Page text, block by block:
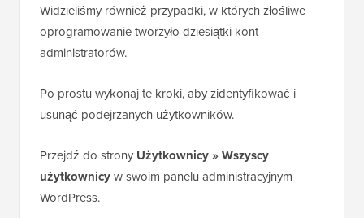
Widzieliśmy również przypadki, w których złośliwe
oprogramowanie tworzyło dziesiątki kont
administratorów.
Po prostu wykonaj te kroki, aby zidentyfikować i
usunąć podejrzanych użytkowników.
Przejdź do strony Użytkownicy » Wszyscy
użytkownicyw swoim panelu administracyjnym
WordPress.